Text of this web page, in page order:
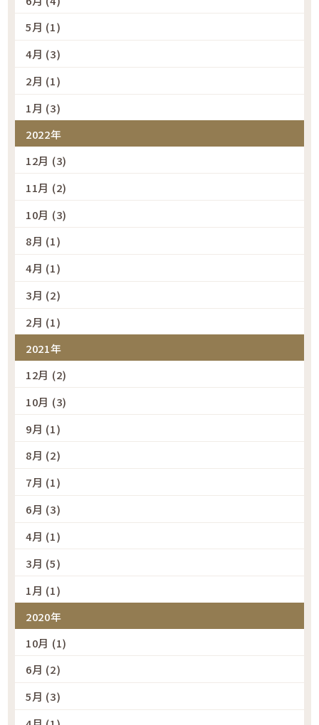
5月 (1)
4月 (3)
2月 (1)
1月 (3)
2022年
12月 (3)
11月 (2)
10月 (3)
8月 (1)
4月 (1)
3月 (2)
2月 (1)
2021年
12月 (2)
10月 (3)
9月 (1)
8月 (2)
7月 (1)
6月 (3)
4月 (1)
3月 (5)
1月 (1)
2020年
10月 (1)
6月 (2)
5月 (3)